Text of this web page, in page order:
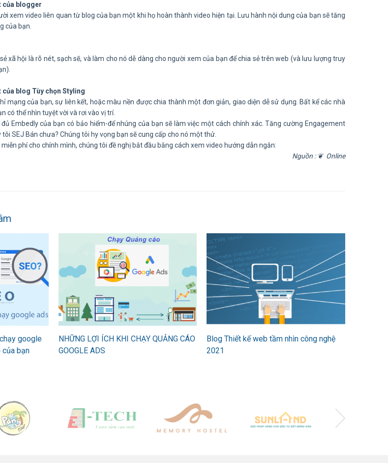
của blogger
xem video liên quan từ blog của bạn một khi họ hoàn thành video hiện tại. Lưu hành nội dung của bạn sẽ tăng
của bạn.
xã hội là rõ nét, sạch sẽ, và làm cho nó dễ dàng cho người xem của bạn để chia sẻ trên web (và lưu lượng truy
blog Tùy chọn Styling
mạng của bạn, sự liên kết, hoặc màu nền được chia thành một đơn giản, giao diện dễ sử dụng. Bất kể các nhà
có thể nhìn tuyệt vời và rơi vào vị trí.
Embedly của bạn có bảo hiểm-để nhúng của bạn sẽ làm việc một cách chính xác. Tăng cường Engagement
SEJ Bán chưa? Chúng tôi hy vọng bạn sẽ cung cấp cho nó một thử.
phí cho chính mình, chúng tôi đề nghị bắt đầu bằng cách xem video hướng dẫn ngắn:
Nguồn : ❦ Online
google
của bạn
NHỮNG LỢI ÍCH KHI CHẠY QUẢNG CÁO
GOOGLE ADS
Blog Thiết kế web tầm nhìn công nghệ
2021